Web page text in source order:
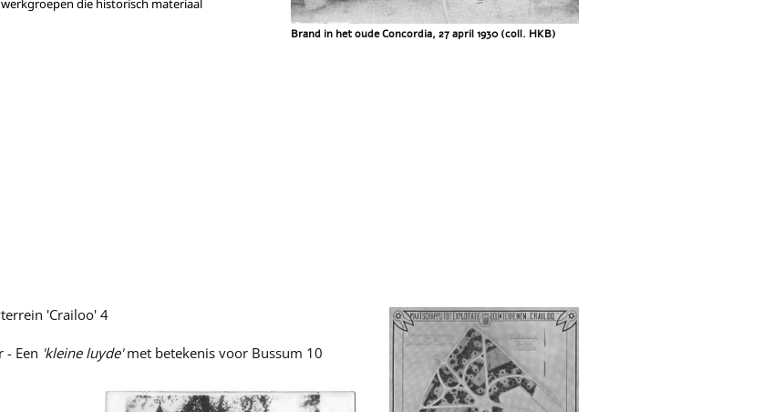
Brand in het oude Concordia, 27 april 1930 (coll. HKB)
die historisch materiaal
'Crailoo' 4
- Een 'kleine luyde'met betekenis voor Bussum 10